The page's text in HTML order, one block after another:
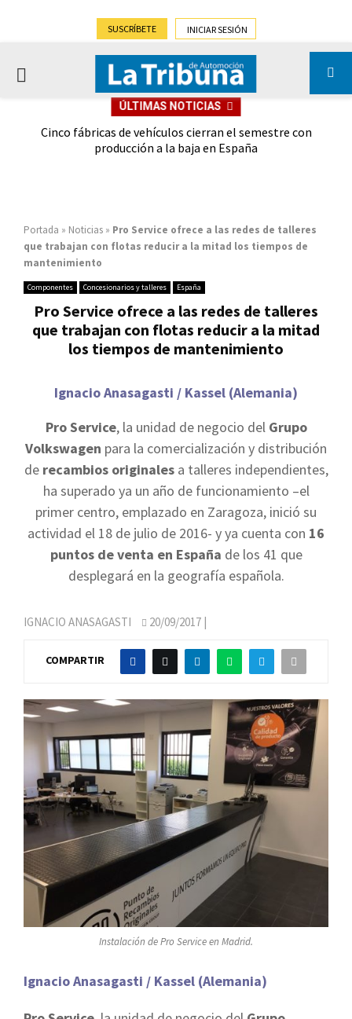
SUSCRÍBETE INICIAR SESIÓN
PRIMARY
ÚLTIMAS NOTICIAS
Cinco fábricas de vehículos cierran el semestre con
producción a la baja en España
Portada » Noticias » Pro Service ofrece a las redes de talleres
que trabajan con flotas reducir a la mitad los tiempos de
mantenimiento
Componentes Concesionarios y talleres España
Pro Service ofrece a las redes de talleres
que trabajan con flotas reducir a la mitad
los tiempos de mantenimiento
Ignacio Anasagasti / Kassel (Alemania)
Pro Service, la unidad de negocio del Grupo
Volkswagen para la comercialización y distribución
derecambios originalesa talleres independientes,
ha superado ya un año de funcionamiento –el
primer centro, emplazado en Zaragoza, inició su
actividad el 18 de julio de 2016- y ya cuenta con 16
puntos de venta en España de los 41 que
desplegará en la geografía española.
IGNACIO ANASAGASTI 20/09/2017 |
COMPARTIR
Instalación de Pro Service en Madrid.
Ignacio Anasagasti / Kassel (Alemania)